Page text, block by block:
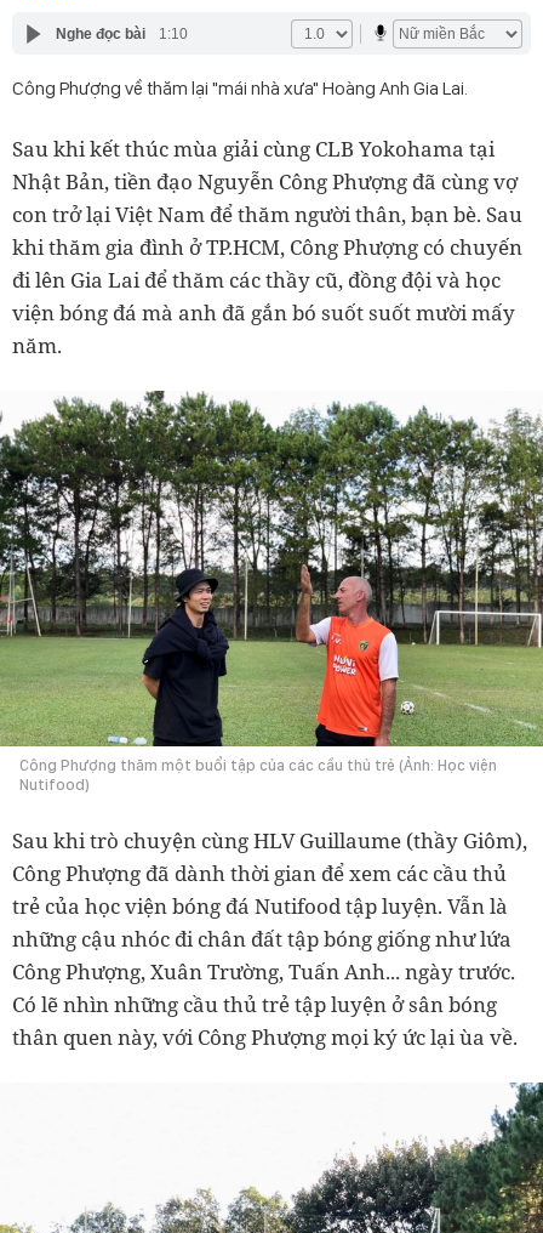
Nghe đọc bài 1:10
Công Phượng về thăm lại "mái nhà xưa" Hoàng Anh Gia Lai.
Sau khi kết thúc mùa giải cùng CLB Yokohama tại
Nhật Bản, tiền đạo Nguyễn Công Phượng đã cùng vợ
con trở lại Việt Nam để thăm người thân, bạn bè. Sau
khi thăm gia đình ở TP.HCM, Công Phượng có chuyến
đi lên Gia Lai để thăm các thầy cũ, đồng đội và học
viện bóng đá mà anh đã gắn bó suốt suốt mười mấy
năm.
Công Phượng thăm một buổi tập của các cầu thủ trẻ (Ảnh: Học viện
Nutifood)
Sau khi trò chuyện cùng HLV Guillaume (thầy Giôm),
Công Phượng đã dành thời gian để xem các cầu thủ
trẻ của học viện bóng đá Nutifood tập luyện. Vẫn là
những cậu nhóc đi chân đất tập bóng giống như lứa
Công Phượng, Xuân Trường, Tuấn Anh... ngày trước.
Có lẽ nhìn những cầu thủ trẻ tập luyện ở sân bóng
thân quen này, với Công Phượng mọi ký ức lại ùa về.